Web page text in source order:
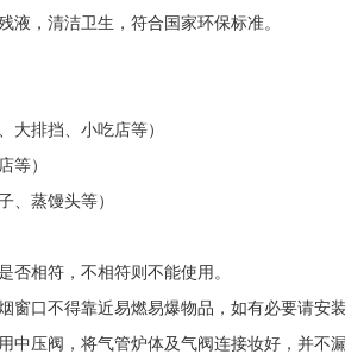
液，清洁卫生，符合国家环保标准。
大排挡、小吃店等）
等）
、蒸馒头等）
否相符，不相符则不能使用。
窗口不得靠近易燃易爆物品，如有必要请安
中压阀，将气管炉体及气阀连接妆好，并不